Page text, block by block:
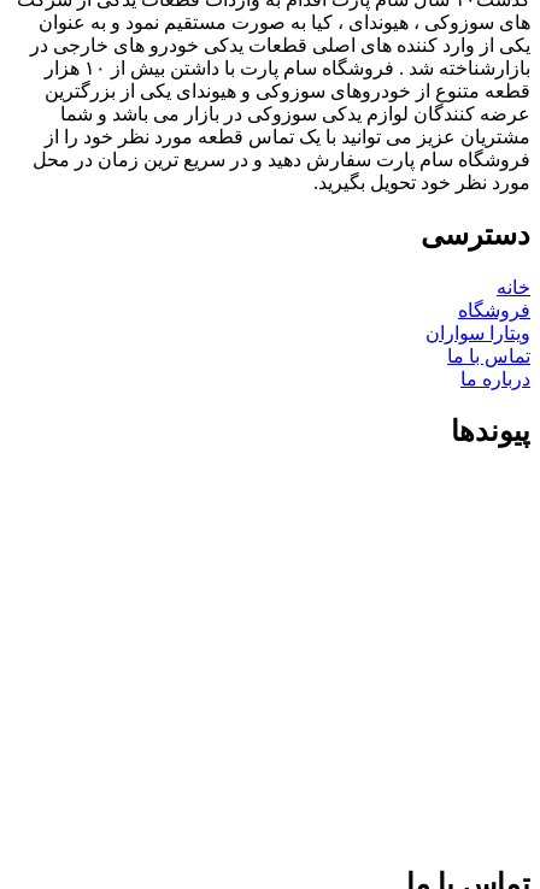
های سوزوکی ، هیوندای ، کیا به صورت مستقیم نمود و به عنوان
یکی از وارد کننده های اصلی قطعات یدکی خودرو های خارجی در
بازارشناخته شد . فروشگاه سام پارت با داشتن بیش از ۱۰ هزار
قطعه متنوع از خودروهای سوزوکی و هیوندای یکی از بزرگترین
عرضه کنندگان لوازم یدکی سوزوکی در بازار می باشد و شما
مشتریان عزیز می توانید با یک تماس قطعه مورد نظر خود را از
فروشگاه سام پارت سفارش دهید و در سریع ترین زمان در محل
مورد نظر خود تحویل بگیرید.
دسترسی
خانه
فروشگاه
ویتارا سواران
تماس با ما
درباره ما
پیوندها